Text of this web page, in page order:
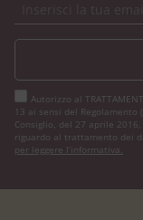
Autorizzo al
13 ai sensi del Regolamento
Consiglio, del 27 aprile
riguardo al trattamento dei
per leggere l’informativa.